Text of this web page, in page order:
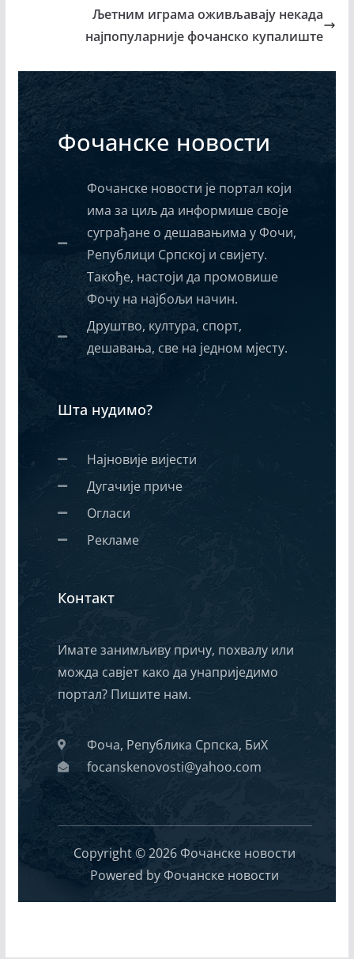
Љетним играма оживљавају некада
најпопуларније фочанско купалиште
Фочанске новости
Фочанске новости је портал који
има за циљ да информише своје
суграђане о дешавањима у Фочи,
Републици Српској и свијету.
Такође, настоји да промовише
Фочу на најбољи начин.
Друштво, култура, спорт,
дешавања, све на једном мјесту.
Шта нудимо?
Најновије вијести
Дугачије приче
Огласи
Рекламе
Контакт
Имате занимљиву причу, похвалу или
можда савјет како да унаприједимо
портал? Пишите нам.
Фоча, Република Српска, БиХ
focanskenovosti@yahoo.com
Copyright © 2026 Фочанске новости
Powered by Фочанске новости